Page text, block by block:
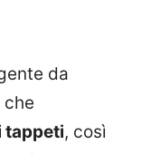
da
che
tappeti, così